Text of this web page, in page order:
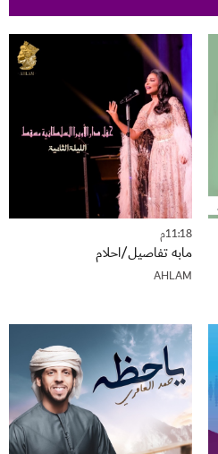
11:18م
مابه تفاصيل/احلام
AHLAM